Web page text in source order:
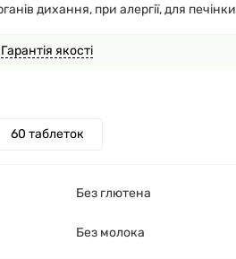
Гарантія якості
60 таблеток
Без глютена
Без молока
дихання, при алергії, для